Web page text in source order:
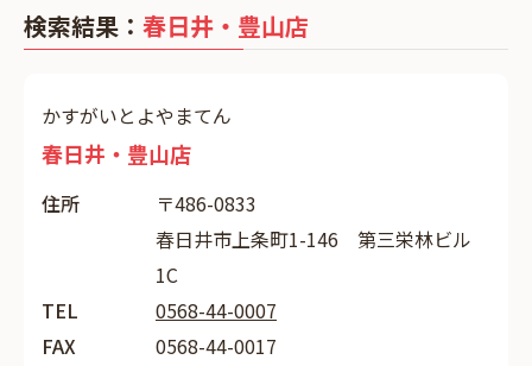
検索結果： 春日井・豊山店
かすがいとよやまてん
春日井・豊山店
住所
〒486-0833
春日井市上条町1-146 第三栄林ビル
1C
TEL
0568-44-0007
FAX
0568-44-0017